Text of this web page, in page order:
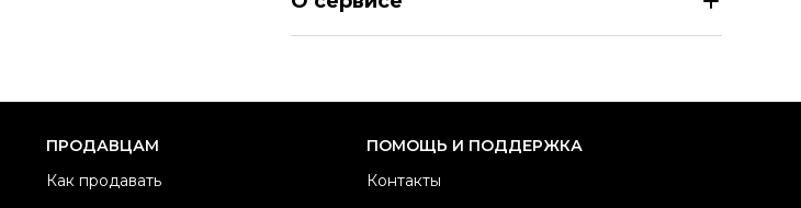
ПРОДАВЦАМ
Как продавать
ПОМОЩЬ И ПОДДЕРЖКА
Контакты